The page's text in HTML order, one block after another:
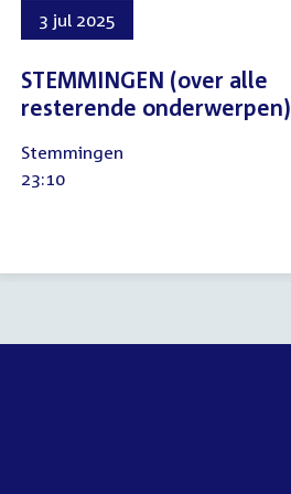
3 jul 2025
STEMMINGEN (over alle
resterende onderwerpen)
juli
2025
Stemmingen
Tijd
23:10